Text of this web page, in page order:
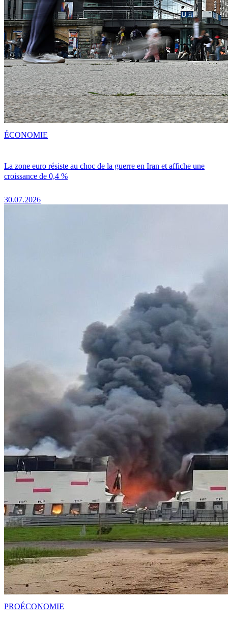
La zone euro résiste au choc de la guerre en Iran et affiche une
croissance de 0,4 %
30.07.2026
ÉCONOMIE
PROÉCONOMIE